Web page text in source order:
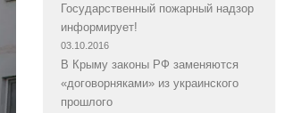
Государственный пожарный надзор
информирует!
03.10.2016
В Крыму законы РФ заменяются
«договорняками» из украинского
прошлого